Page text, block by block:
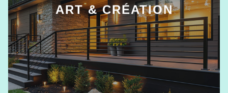
ART & CRÉATION
EN SAVOIR +